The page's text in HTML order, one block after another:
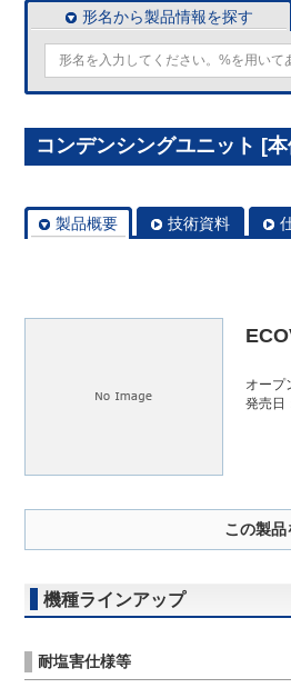
形名から製品情報を探す
コンデンシングユニット [
製品概要 技術資料
オープ
発売日
この製
機種ラインアップ
耐塩害仕様等